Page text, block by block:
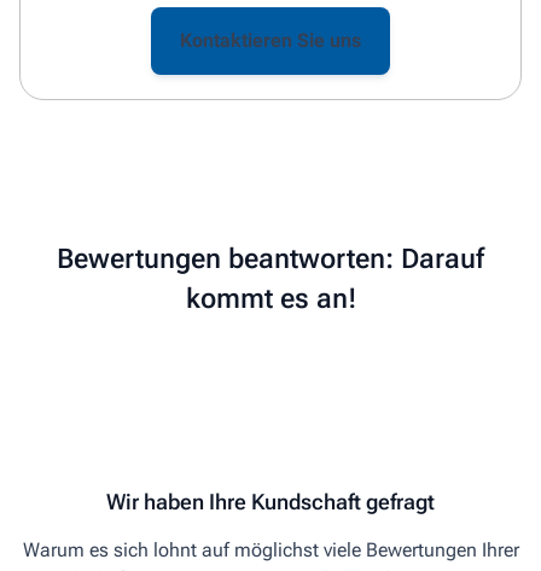
Bewertungen beantworten: Darauf
kommt es an!
Wir haben Ihre Kundschaft gefragt
Warum es sich lohnt auf möglichst viele Bewertungen Ihrer